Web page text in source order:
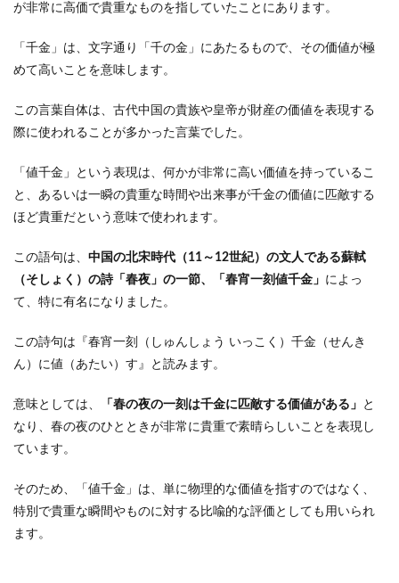
が非常に高価で貴重なものを指していたことにあります。
「千金」は、文字通り「千の金」にあたるもので、その価値が極
めて高いことを意味します。
この言葉自体は、古代中国の貴族や皇帝が財産の価値を表現する
際に使われることが多かった言葉でした。
「値千金」という表現は、何かが非常に高い価値を持っているこ
と、あるいは一瞬の貴重な時間や出来事が千金の価値に匹敵する
ほど貴重だという意味で使われます。
この語句は、 中国の北宋時代（11～12世紀）の文人である蘇軾
（そしょく）の詩「春夜」の一節、
「春宵一刻値千金」 によっ
て、特に有名になりました。
この詩句は『春宵一刻（しゅんしょう いっこく）千金（せんき
ん）に値（あたい）す』と読みます。
意味としては、 「春の夜の一刻は千金に匹敵する価値がある」
と
なり、春の夜のひとときが非常に貴重で素晴らしいことを表現し
ています。
そのため、「値千金」は、単に物理的な価値を指すのではなく、
特別で貴重な瞬間やものに対する比喩的な評価としても用いられ
ます。